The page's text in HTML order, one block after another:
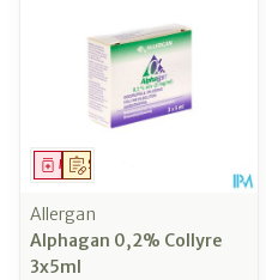
Sur prescription
Médicament
Allergan
Alphagan 0,2% Collyre
3x5ml